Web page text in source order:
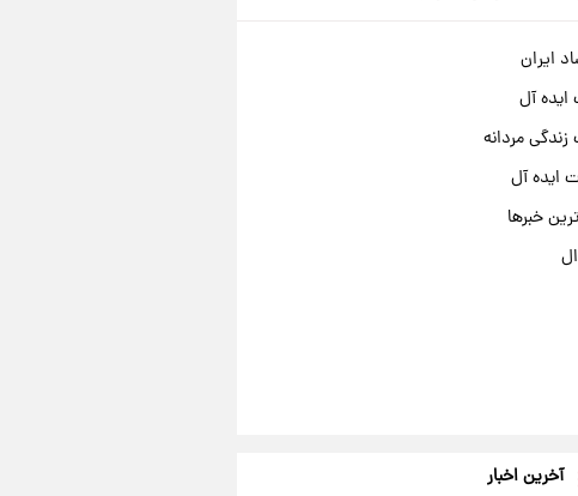
ایران
آل
مردانه
ایده آل
خبرها
آخرین اخبار